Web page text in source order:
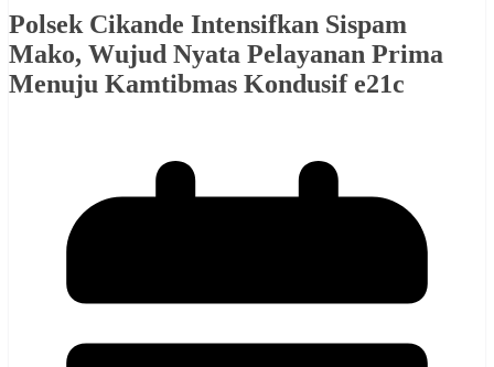
Polsek Cikande Intensifkan Sispam
Mako, Wujud Nyata Pelayanan Prima
Menuju Kamtibmas Kondusif e21c